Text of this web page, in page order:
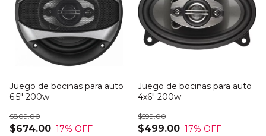
Juego de bocinas para auto
6.5" 200w
$674.00
$809.00
17% OFF
Juego de bocinas para auto
4x6" 200w
$499.00
$599.00
17% OFF